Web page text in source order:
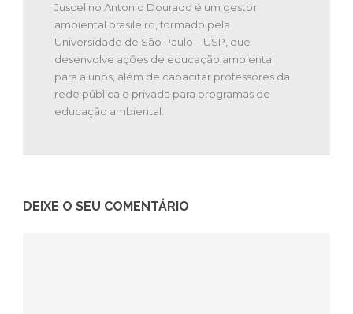
Juscelino Antonio Dourado é um gestor
ambiental brasileiro, formado pela
Universidade de São Paulo – USP, que
desenvolve ações de educação ambiental
para alunos, além de capacitar professores da
rede pública e privada para programas de
educação ambiental.
DEIXE O SEU COMENTÁRIO